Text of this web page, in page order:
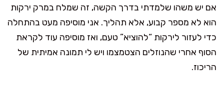
אם יש משהו שלמדתי בדרך הקשה, זה שמלח במרק ירקות
הוא לא מספר קבוע, אלא תהליך. אני מוסיפה מעט בהתחלה
כדי לעזור לירקות “להוציא” טעם, ואז מוסיפה עוד לקראת
הסוף אחרי שהנוזלים הצטמצמו ויש לי תמונה אמיתית של
הריכוז.